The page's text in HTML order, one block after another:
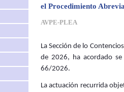
el Procedimiento
AVPE-PLEA
La Sección de lo
de 2026, ha acordado se
66/2026.
La actuación recurrida